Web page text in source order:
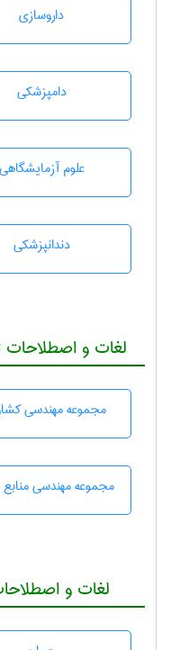
داروسازی
دامپزشكی
علوم آزمايشگاهی
دندانپزشكی
لغات و
مجموعه مهندسی
مجموعه مهندسی
لغات و